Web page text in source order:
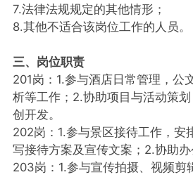
7.法律法规规定的其他情形；
8.其他不适合该岗位工作的人员。
三、岗位职责
201岗：1.参与酒店日常管理，公
析等工作；2.协助项目与活动策
创开发。
202岗：1.参与景区接待工作，安
写接待方案及宣传文案；2.协助办
203岗：1.参与宣传拍摄、视频剪